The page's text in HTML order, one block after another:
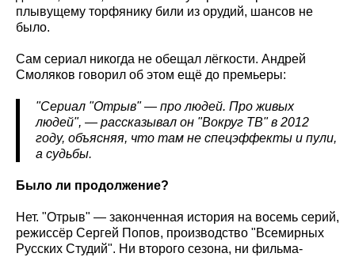
плывущему торфянику били из орудий, шансов не
было.
Сам сериал никогда не обещал лёгкости. Андрей
Смоляков говорил об этом ещё до премьеры:
"Сериал "Отрыв" — про людей. Про живых
людей", — рассказывал он "Вокруг ТВ" в 2012
году, объясняя, что там не спецэффекты и пули,
а судьбы.
Было ли продолжение?
Нет. "Отрыв" — законченная история на восемь серий,
режиссёр Сергей Попов, производство "Всемирных
Русских Студий". Ни второго сезона, ни фильма-